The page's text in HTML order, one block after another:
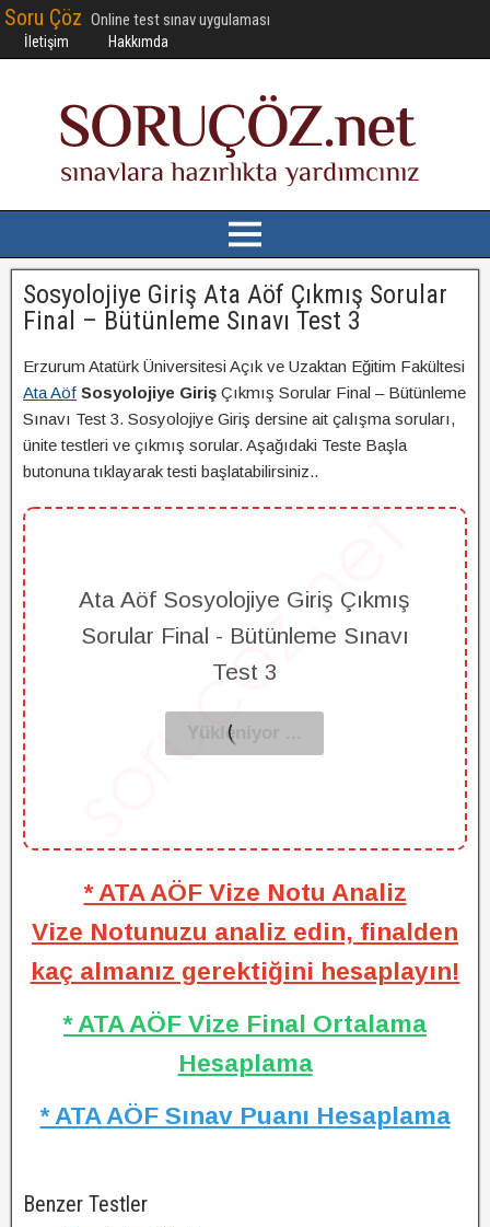
Soru Çöz Online test sınav uygulaması
İletişim Hakkımda
Sosyolojiye Giriş Ata Aöf Çıkmış Sorular
Final – Bütünleme Sınavı Test 3
Erzurum Atatürk Üniversitesi Açık ve Uzaktan Eğitim Fakültesi
Ata Aöf Sosyolojiye Giriş Çıkmış Sorular Final – Bütünleme
Sınavı Test 3. Sosyolojiye Giriş dersine ait çalışma soruları,
ünite testleri ve çıkmış sorular. Aşağıdaki Teste Başla
butonuna tıklayarak testi başlatabilirsiniz..
Ata Aöf Sosyolojiye Giriş Çıkmış
Sorular Final - Bütünleme Sınavı
Test 3
* ATA AÖF Vize Notu Analiz
Vize Notunuzu analiz edin, finalden
kaç almanız gerektiğini hesaplayın!
* ATA AÖF Vize Final Ortalama
Hesaplama
* ATA AÖF Sınav Puanı Hesaplama
Benzer Testler